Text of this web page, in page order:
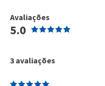
Avaliações
5.0
3 avaliações